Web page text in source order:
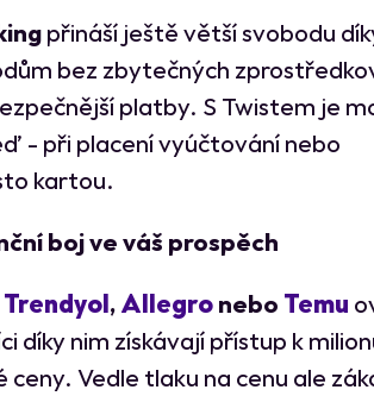
přináší ještě větší svobodu
bez zbytečných
platby. S Twistem je
- při placení vyúčtování nebo
kartou.
boj ve váš prospěch
Trendyol,Allegronebo Temu
díky nim získávají přístup k
Vedle tlaku na cenu ale